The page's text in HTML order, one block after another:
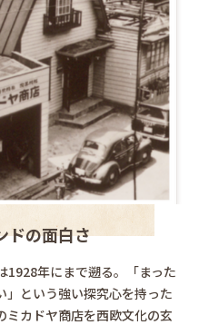
ドの面白さ
1928年にまで遡る。「まった
」という強い探究心を持った
カドヤ商店を西欧文化の玄